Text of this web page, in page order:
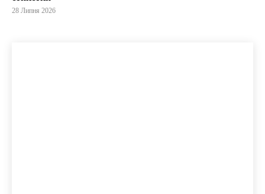
28 Липня 2026